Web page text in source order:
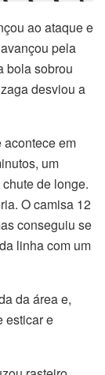
ao ataque e
pela
bola sobrou
desviou a
acontece em
um
de longe.
O camisa 12
conseguiu se
linha com um
da área e,
esticar e